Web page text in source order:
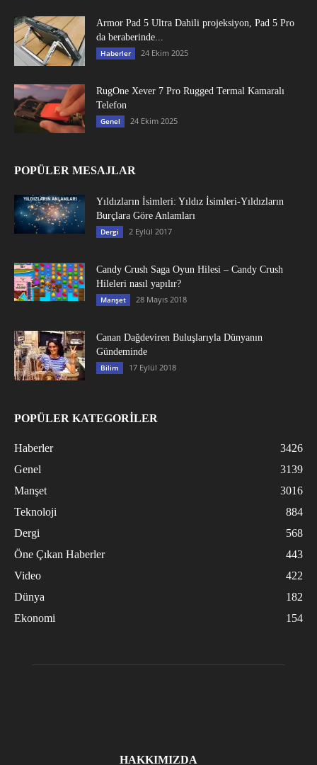
Armor Pad 5 Ultra Dahili projeksiyon, Pad 5 Pro
da beraberinde...
Haberler 24 Ekim 2025
RugOne Xever 7 Pro Rugged Termal Kamaralı
Telefon
Genel 24 Ekim 2025
POPÜLER MESAJLAR
Yıldızların İsimleri: Yıldız İsimleri-Yıldızların
Burçlara Göre Anlamları
Dergi 2 Eylül 2017
Candy Crush Saga Oyun Hilesi – Candy Crush
Hileleri nasıl yapılır?
Manşet 28 Mayıs 2018
Canan Dağdeviren Buluşlarıyla Dünyanın
Gündeminde
Bilim 17 Eylül 2018
POPÜLER KATEGORİLER
Haberler
3426
Genel
3139
Manşet
3016
Teknoloji
884
Dergi
568
Öne Çıkan Haberler
443
Video
422
Dünya
182
Ekonomi
154
HAKKIMIZDA